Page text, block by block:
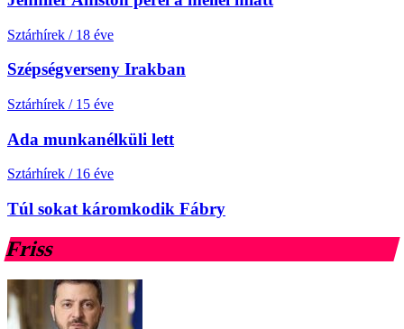
Sztárhírek / 18 éve
Szépségverseny Irakban
Sztárhírek / 15 éve
Ada munkanélküli lett
Sztárhírek / 16 éve
Túl sokat káromkodik Fábry
Friss